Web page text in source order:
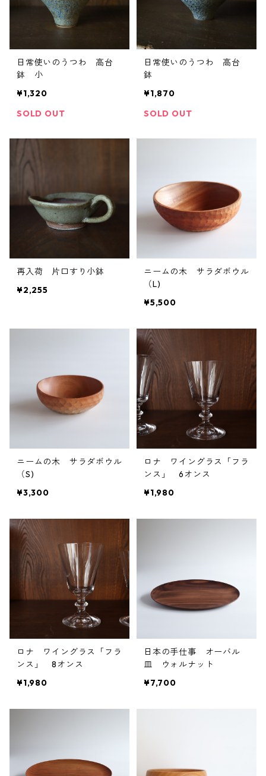
日常使いのうつわ 高台
鉢 小
¥1,320
SOLD OUT
日常使いのうつわ 高台
鉢
¥1,870
SOLD OUT
再入荷 片口すり小鉢
¥2,255
ニームの木 サラダボウル
（L)
¥5,500
ニームの木 サラダボウル
（S)
¥3,300
ロナ ワイングラス「フラ
ンス」 6オンス
¥1,980
ロナ ワイングラス「フラ
ンス」 8オンス
¥1,980
日本の手仕事 オーバル
皿 ウォルナット
¥7,700